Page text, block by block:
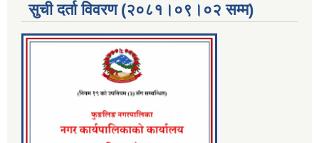
सुची दर्ता विवरण (२०८१।०९।०२ सम्म)